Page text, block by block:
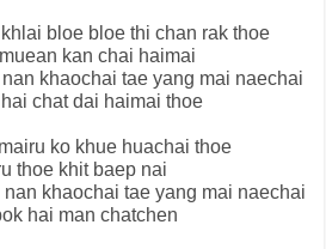
bloe bloe thi chan rak thoe
kan chai haimai
khaochai tae yang mai naechai
chat dai haimai thoe
ko khue huachai thoe
thoe khit baep nai
khaochai tae yang mai naechai
hai man chatchen